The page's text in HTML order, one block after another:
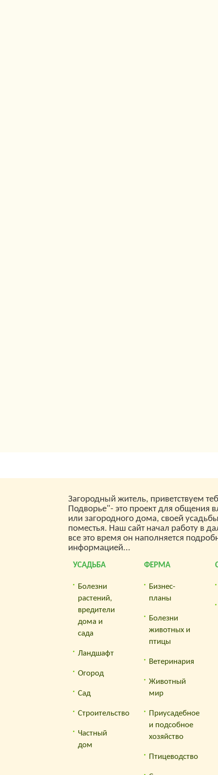
Загородный житель, приветствуем
Подворье"- это проект для общения
или загородного дома, своей
поместья. Наш сайт начал работу в
все это время он наполняется
информацией...
УСАДЬБА
Болезни
растений,
вредители
дома и
сада
Ландшафт
Огород
Сад
Строительство
Частный
дом
ФЕРМА
Бизнес-
планы
Болезни
животных и
птицы
Ветеринария
Животный
мир
Приусадебное
и подсобное
хозяйство
Птицеводство